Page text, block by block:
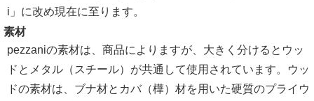
i」に改め現在に至ります。
素材
pezzaniの素材は、商品によりますが、大きく分けるとウッ
ドとメタル（スチール）が共通して使用されています。ウッ
ドの素材は、ブナ材とカバ（樺）材を用いた硬質のプライウ